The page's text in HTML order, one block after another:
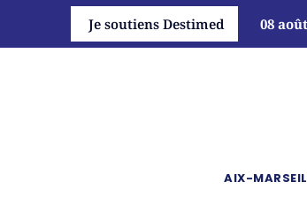
Je soutiens Destimed 08
AIX-